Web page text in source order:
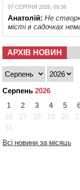
07 СЕРПНЯ 2026, 09:36
Анатолій: Не
місті в садочках
АРХІВ НОВИН
Серпень 2026
1
2 3 4 5
16
17 18 19 20
31
Всі новини за місяць